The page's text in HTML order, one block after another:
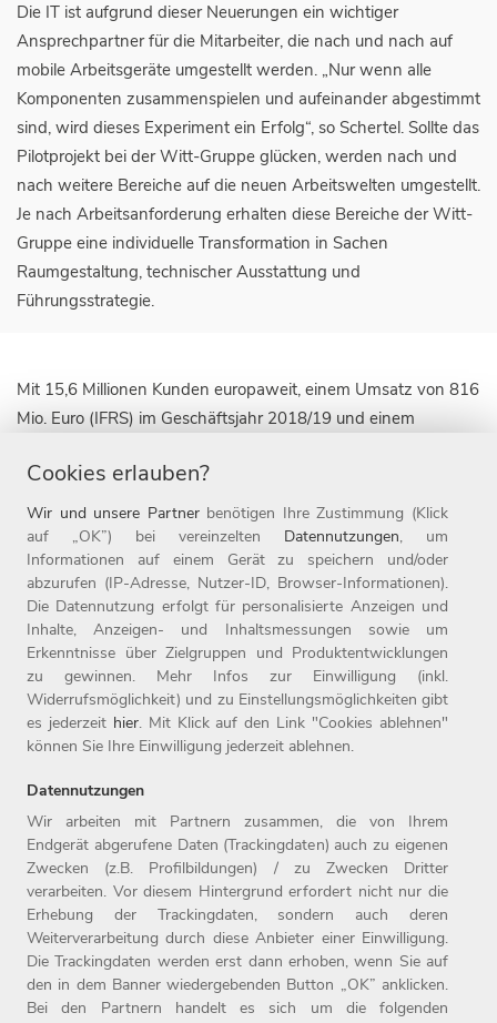
Die IT ist aufgrund dieser Neuerungen ein wichtiger
Ansprechpartner für die Mitarbeiter, die nach und nach auf
mobile Arbeitsgeräte umgestellt werden. „Nur wenn alle
Komponenten zusammenspielen und aufeinander abgestimmt
sind, wird dieses Experiment ein Erfolg“, so Schertel. Sollte das
Pilotprojekt bei der Witt-Gruppe glücken, werden nach und
nach weitere Bereiche auf die neuen Arbeitswelten umgestellt.
Je nach Arbeitsanforderung erhalten diese Bereiche der Witt-
Gruppe eine individuelle Transformation in Sachen
Raumgestaltung, technischer Ausstattung und
Führungsstrategie.
Mit 15,6 Millionen Kunden europaweit, einem Umsatz von 816
Mio. Euro (IFRS) im Geschäftsjahr 2018/19 und einem
den führenden textilen Omnichannel-Unternehmen für die
Zielgruppe 50plus. Die Unternehmensgruppe ist derzeit mit
acht Marken in elf Ländern, darunter die 1907 gegründete
Marke WITT WEIDEN, sowie in 17 Online-Shops aktiv. Die
Witt-Gruppe ist mit rund 3.200 Mitarbeitern nicht nur einer
der größten Arbeitgeber der Oberpfalz, sondern auch einer
der beliebtesten Deutschlands: 2019 wurde das
Unternehmen zum siebten Mal in Folge als Top-Arbeitgeber
ausgezeichnet. Seit 1987 ist das Unternehmen mit Sitz in
Weiden Teil der Otto Group.
Home
Arbeitgeber
Benefits
Jobs
Einstiegslevel
Arbeitsfelder
Kontakt
Impressum
Datenschutz
Cookies erlauben?
Wir und unsere Partnerbenötigen Ihre Zustimmung (Klick
auf „OK”) bei vereinzelten Datennutzungen, um
Informationen auf einem Gerät zu speichern und/oder
abzurufen (IP-Adresse, Nutzer-ID, Browser-Informationen).
Die Datennutzung erfolgt für personalisierte Anzeigen und
Inhalte, Anzeigen- und Inhaltsmessungen sowie um
Erkenntnisse über Zielgruppen und Produktentwicklungen
zu gewinnen. Mehr Infos zur Einwilligung (inkl.
Widerrufsmöglichkeit) und zu Einstellungsmöglichkeiten gibt
es jederzeit hier. Mit Klick auf den Link "Cookies ablehnen"
können Sie Ihre Einwilligung jederzeit ablehnen.
Datennutzungen
Wir arbeiten mit Partnern zusammen, die von Ihrem
Endgerät abgerufene Daten (Trackingdaten) auch zu eigenen
Zwecken (z.B. Profilbildungen) / zu Zwecken Dritter
verarbeiten. Vor diesem Hintergrund erfordert nicht nur die
Erhebung der Trackingdaten, sondern auch deren
Weiterverarbeitung durch diese Anbieter einer Einwilligung.
Die Trackingdaten werden erst dann erhoben, wenn Sie auf
den in dem Banner wiedergebenden Button „OK” anklicken.
Bei den Partnern handelt es sich um die folgenden